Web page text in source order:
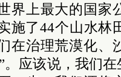
界上最大的国家
施了44个山水林
在治理荒漠化、
。应该说，我们